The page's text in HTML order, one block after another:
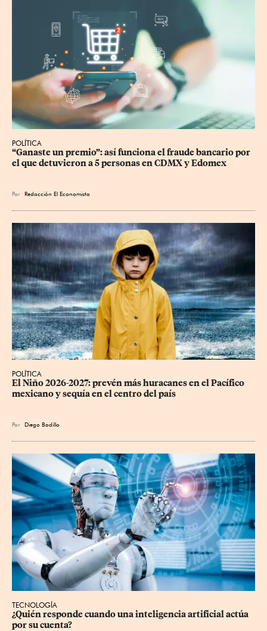
POLÍTICA
“Ganaste un premio”: así funciona el fraude bancario por
el que detuvieron a 5 personas en CDMX y Edomex
Por Redacción El Economista
POLÍTICA
El Niño 2026-2027: prevén más huracanes en el Pacífico
mexicano y sequía en el centro del país
Por Diego Badillo
TECNOLOGÍA
¿Quién responde cuando una inteligencia artificial actúa
por su cuenta?